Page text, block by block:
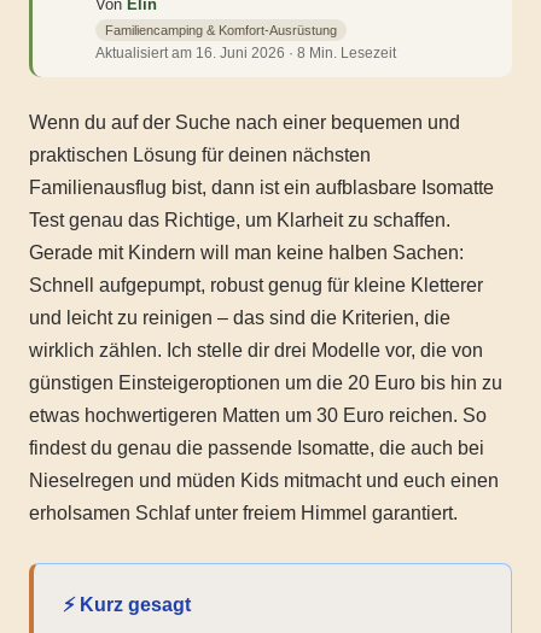
Von Elin
Familiencamping & Komfort-Ausrüstung
Aktualisiert am 16. Juni 2026 · 8 Min. Lesezeit
Wenn du auf der Suche nach einer bequemen und
praktischen Lösung für deinen nächsten
Familienausflug bist, dann ist ein aufblasbare Isomatte
Test genau das Richtige, um Klarheit zu schaffen.
Gerade mit Kindern will man keine halben Sachen:
Schnell aufgepumpt, robust genug für kleine Kletterer
und leicht zu reinigen – das sind die Kriterien, die
wirklich zählen. Ich stelle dir drei Modelle vor, die von
günstigen Einsteigeroptionen um die 20 Euro bis hin zu
etwas hochwertigeren Matten um 30 Euro reichen. So
findest du genau die passende Isomatte, die auch bei
Nieselregen und müden Kids mitmacht und euch einen
erholsamen Schlaf unter freiem Himmel garantiert.
⚡ Kurz gesagt